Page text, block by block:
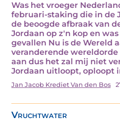
Was het vroeger
februari-staking die in de
de beoogde afbraak van
Jordaan op z'n kop en
gevallen Nu is de Wereld
veranderende wereldorde
aan dus het zal mij niet
Jordaan uitloopt, oploopt
Jan Jacob Krediet Van den Bos
Vruchtwater